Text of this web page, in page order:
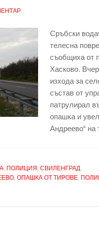
Сръбски
телесна
съобщиха от
Хасково.
изхода за
състав от
патрулирал
опашка и
Андреево“
, ПОЛИЦИЯ , СВИЛЕНГРАД
, ОПАШКА ОТ ТИРОВЕ,